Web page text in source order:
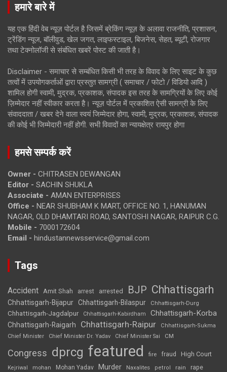
हमारे बारे में
यह एक हिंदी वेब न्यूज़ पोर्टल है जिसमें ब्रेकिंग न्यूज़ के अलावा राजनीति, प्रशासन,
ट्रेंडिंग न्यूज, बॉलीवुड, खेल जगत, लाइफस्टाइल, बिजनेस, सेहत, ब्यूटी, रोजगार
तथा टेक्नोलॉजी से संबंधित खबरें पोस्ट की जाती है।
Disclaimer - समाचार से सम्बंधित किसी भी तरह के विवाद के लिए साइट के कुछ
तत्वों में उपयोगकर्ताओं द्वारा प्रस्तुत सामग्री ( समाचार / फोटो / विडियो आदि )
शामिल होगी स्वामी, मुद्रक, प्रकाशक, संपादक इस तरह के सामग्रियों के लिए कोई
ज़िम्मेदार नहीं स्वीकार करता है। न्यूज़ पोर्टल में प्रकाशित ऐसी सामग्री के लिए
संवाददाता / खबर देने वाला स्वयं जिम्मेदार होगा, स्वामी, मुद्रक, प्रकाशक, संपादक
की कोई भी जिम्मेदारी नहीं होगी. सभी विवादों का न्यायक्षेत्र रायपुर होगा
हमसे सम्पर्क करें
Owner - CHITRASEN DEWANGAN
Editor - SACHIN SHUKLA
Associate - AMAN ENTERPRISES
Office - NEAR SHUBHAM K MART, OFFICE NO. 1, HANUMAN
NAGAR, OLD DHAMTARI ROAD, SANTOSHI NAGAR, RAIPUR C.G.
Mobile - 7000172604
Email - hindustannewsservice@gmail.com
Tags
Accident Amit Shah arrest arrested BJP Chhattisgarh
Chhattisgarh-Bijapur Chhattisgarh-Bilaspur Chhattisgarh-Durg
Chhattisgarh-Jagdalpur Chhattisgarh-Kabirdham Chhattisgarh-Korba
Chhattisgarh-Raigarh Chhattisgarh-Raipur
Chhattisgarh-Sukma
Chief Minister
Chief Minister Dr. Yadav Chief Minister Sai CM
Congress dprcg featured fire fraud High Court
Kejriwal mohan Mohan Yadav Murder Naxalites petrol rain rape